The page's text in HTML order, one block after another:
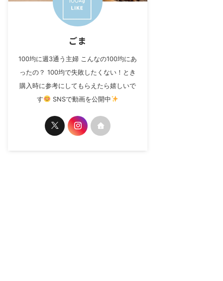
ごま
100均に週3通う主婦 こんなの100均にあ
ったの？ 100均で失敗したくない！とき
購入時に参考にしてもらえたら嬉しいで
す
SNSで動画を公開中